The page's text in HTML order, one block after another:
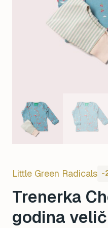
Little Green Radicals -
Trenerka
godina